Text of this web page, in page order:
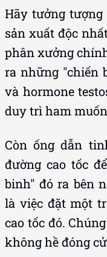
Hãy tưởng
sản xuất độc
phân xưởng
ra những "chiến
và hormone
duy trì ham
Còn ống dẫn
đường cao tốc
binh" đó ra bên
là việc đặt một
cao tốc đó.
không hề đóng